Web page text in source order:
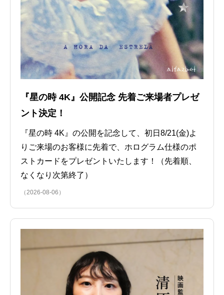
『星の時 4K』公開記念 先着ご来場者プレゼ
ント決定！
『星の時 4K』の公開を記念して、初日8/21(金)よ
りご来場のお客様に先着で、ホログラム仕様のポ
ストカードをプレゼントいたします！（先着順、
なくなり次第終了）
（2026-08-06）